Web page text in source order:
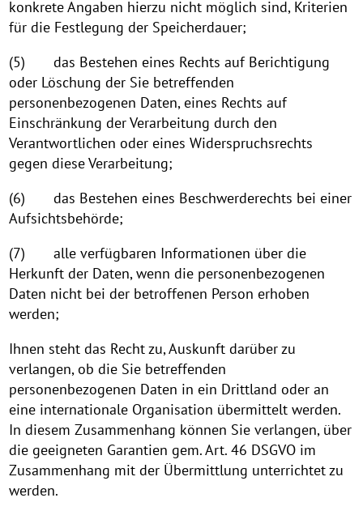
konkrete Angaben hierzu nicht möglich sind, Kriterien
für die Festlegung der Speicherdauer;
(5) das Bestehen eines Rechts auf Berichtigung
oder Löschung der Sie betreffenden
personenbezogenen Daten, eines Rechts auf
Einschränkung der Verarbeitung durch den
Verantwortlichen oder eines Widerspruchsrechts
gegen diese Verarbeitung;
(6) das Bestehen eines Beschwerderechts bei einer
Aufsichtsbehörde;
(7) alle verfügbaren Informationen über die
Herkunft der Daten, wenn die personenbezogenen
Daten nicht bei der betroffenen Person erhoben
werden;
Ihnen steht das Recht zu, Auskunft darüber zu
verlangen, ob die Sie betreffenden
personenbezogenen Daten in ein Drittland oder an
eine internationale Organisation übermittelt werden.
In diesem Zusammenhang können Sie verlangen, über
die geeigneten Garantien gem. Art. 46 DSGVO im
Zusammenhang mit der Übermittlung unterrichtet zu
werden.